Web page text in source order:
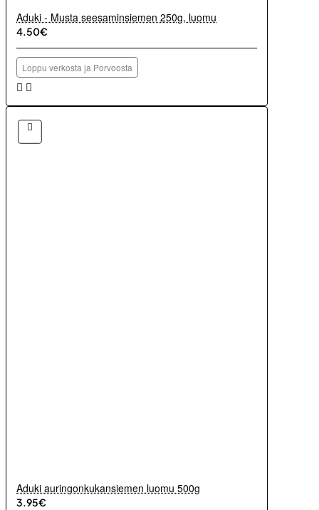
Aduki - Musta seesaminsiemen 250g, luomu
4.50€
Loppu verkosta ja Porvoosta
Aduki auringonkukansiemen luomu 500g
3.95€